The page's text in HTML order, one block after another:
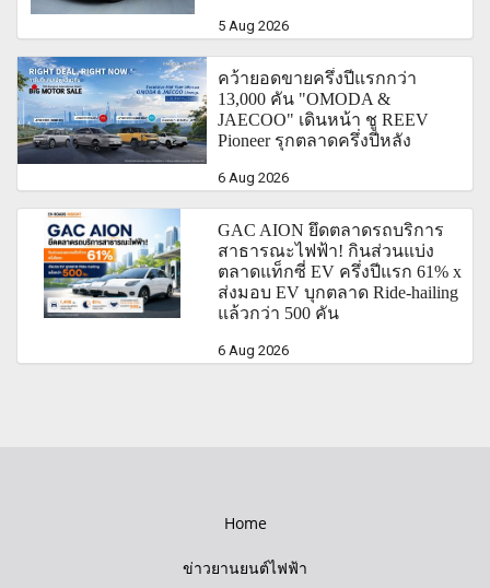
5 Aug 2026
คว้ายอดขายครึ่งปีแรกกว่า
13,000 คัน "OMODA &
JAECOO" เดินหน้า ชู REEV
Pioneer รุกตลาดครึ่งปีหลัง
6 Aug 2026
GAC AION ยึดตลาดรถบริการ
สาธารณะไฟฟ้า! กินส่วนแบ่ง
ตลาดแท็กซี่ EV ครึ่งปีแรก 61% x
ส่งมอบ EV บุกตลาด Ride-hailing
แล้วกว่า 500 คัน
6 Aug 2026
Home
ข่าวยานยนต์ไฟฟ้า